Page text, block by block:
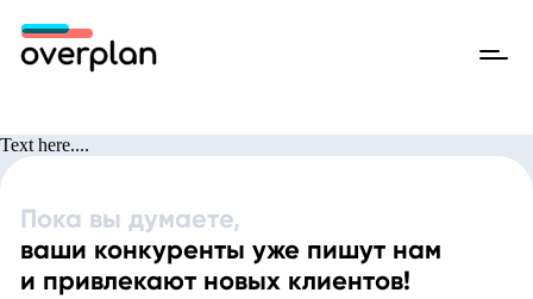
Text here....
Пока вы думаете,
ваши конкуренты уже пишут нам
и привлекают новых клиентов!